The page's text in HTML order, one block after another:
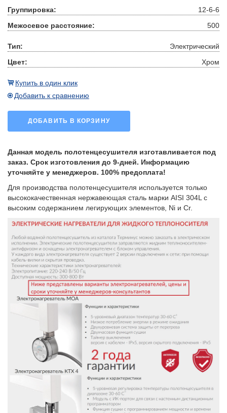
Группировка:
12-6-6
Межосевое расстояние:
500
Тип:
Электрический
Цвет:
Хром
Купить в один клик
Добавить к сравнению
ДОБАВИТЬ В КОРЗИНУ
Данная модель полотенцесушителя изготавливается под
заказ. Срок изготовления до 9-дней. Информацию
уточняйте у менеджеров. 100% предоплата!
Для производства полотенцесушителя используется только
высококачественная нержавеющая сталь марки AISI 304L с
высоким содержанием легирующих элементов, Ni и Cr.